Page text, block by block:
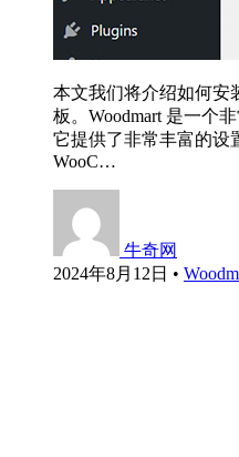
本文我们将介绍如何安
板。Woodmart 是一个
它提供了非常丰富的设
WooC…
牛奇网
2024年8月12日 •